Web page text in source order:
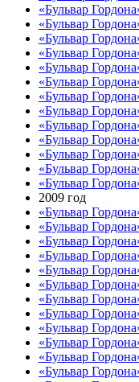
«Бульвар
«Бульвар
«Бульвар
«Бульвар
«Бульвар
«Бульвар
«Бульвар
«Бульвар
«Бульвар
«Бульвар
«Бульвар
«Бульвар
«Бульвар
2009 год
«Бульвар
«Бульвар
«Бульвар
«Бульвар
«Бульвар
«Бульвар
«Бульвар
«Бульвар
«Бульвар
«Бульвар
«Бульвар
«Бульвар